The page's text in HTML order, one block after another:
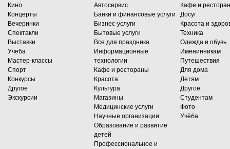
Кино
Концерты
Вечеринки
Спектакли
Выставки
Учеба
Мастер-классы
Спорт
Конкурсы
Другое
Экскурсии
Автосервис
Банки и финансовые услуги
Бизнес-услуги
Бытовые услуги
Все для праздника
Информационные
технологии
Кафе и рестораны
Красота
Культура
Магазины
Медицинские услуги
Научные организации
Образование и развитие
детей
Профессиональное и
Кафе и
Досуг
Красота и
Техника
Одежда и обувь
Именинникам
Путешествия
Для дома
Детям
Другое
Студентам
Фото
Учёба